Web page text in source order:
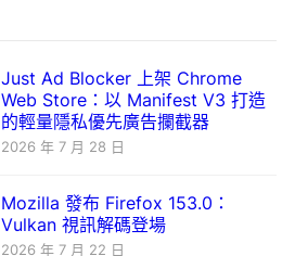
Just Ad Blocker 上架 Chrome
Web Store：以 Manifest V3 打造
的輕量隱私優先廣告攔截器
2026 年 7 月 28 日
Mozilla 發布 Firefox 153.0：
Vulkan 視訊解碼登場
2026 年 7 月 22 日